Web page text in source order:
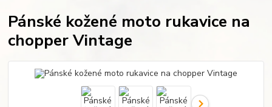
Pánské kožené moto rukavice na
chopper Vintage